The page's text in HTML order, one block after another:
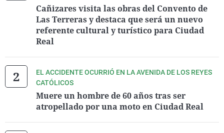
Cañizares visita las obras del Convento de
Las Terreras y destaca que será un nuevo
referente cultural y turístico para Ciudad
Real
EL ACCIDENTE OCURRIÓ EN LA AVENIDA DE LOS REYES
CATÓLICOS
Muere un hombre de 60 años tras ser
atropellado por una moto en Ciudad Real